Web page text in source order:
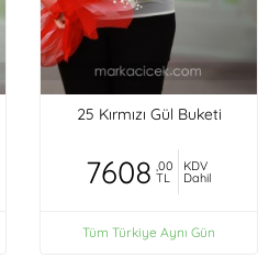
25 Kırmızı Gül Buketi
7608 ,00
TL
KDV
Dahil
Tüm Türkiye Aynı Gün